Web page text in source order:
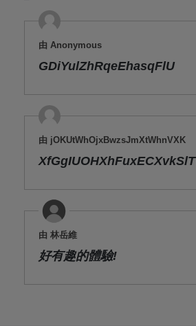
由 Anonymous
GDiYulZhRqeEhasqFlU
由 jOKUtWhOjxBwzsJmXtWhnVXK
XfGgIUOHXhFuxECXvkSlT
由 林岳維
好有趣的體驗!